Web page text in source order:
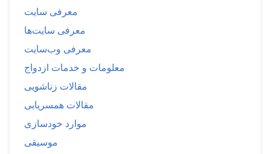
معرفی سایت
معرفی سایت‌ها
معرفی وب‌سایت
معلومات و خدمات ازدواج
مقالات زناشویی
مقالات همسریابی
موارد خودسازی
موسیقی